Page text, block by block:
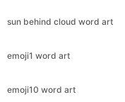
sun behind cloud word art
emoji1 word art
emoji10 word art